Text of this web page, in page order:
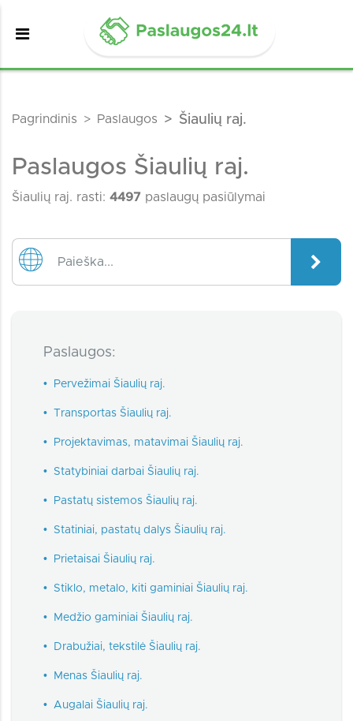
Pagrindinis Paslaugos Šiaulių raj.
Paslaugos Šiaulių raj.
Šiaulių raj. rasti: 4497 paslaugų pasiūlymai
Paslaugos:
• Pervežimai Šiaulių raj.
• Transportas Šiaulių raj.
• Projektavimas, matavimai Šiaulių raj.
• Statybiniai darbai Šiaulių raj.
• Pastatų sistemos Šiaulių raj.
• Statiniai, pastatų dalys Šiaulių raj.
• Prietaisai Šiaulių raj.
• Stiklo, metalo, kiti gaminiai Šiaulių raj.
• Medžio gaminiai Šiaulių raj.
• Drabužiai, tekstilė Šiaulių raj.
• Menas Šiaulių raj.
• Augalai Šiaulių raj.